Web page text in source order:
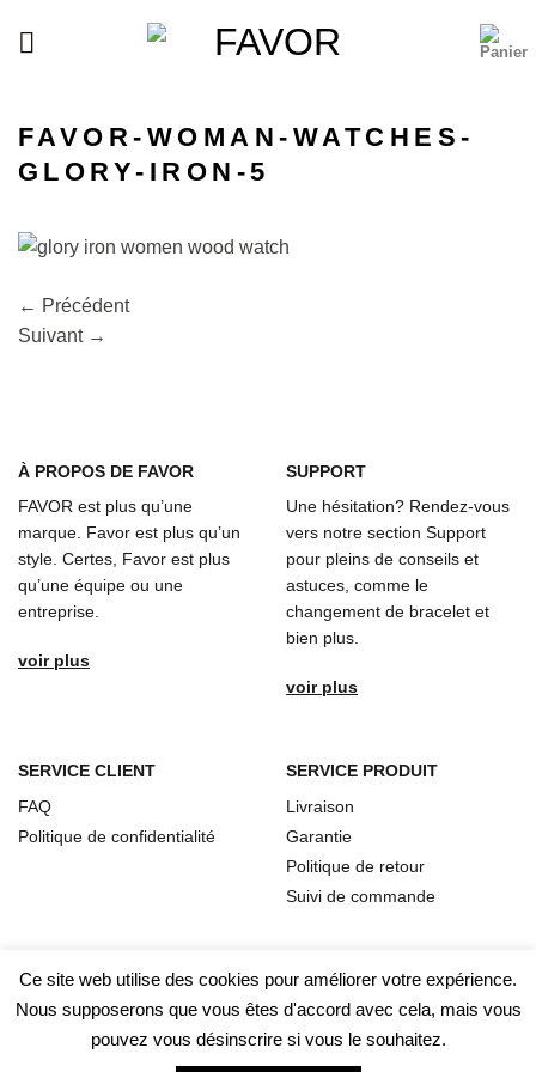
FAVOR-WOMAN-WATCHES-
GLORY-IRON-5
← Précédent
Suivant →
À PROPOS DE FAVOR
FAVOR est plus qu’une
marque. Favor est plus qu’un
style. Certes, Favor est plus
qu’une équipe ou une
entreprise.
voir plus
SUPPORT
Une hésitation? Rendez-vous
vers notre section Support
pour pleins de conseils et
astuces, comme le
changement de bracelet et
bien plus.
voir plus
SERVICE CLIENT
FAQ
Politique de confidentialité
SERVICE PRODUIT
Livraison
Garantie
Politique de retour
Suivi de commande
Ce site web utilise des cookies pour améliorer votre expérience.
Nous supposerons que vous êtes d'accord avec cela, mais vous
pouvez vous désinscrire si vous le souhaitez.